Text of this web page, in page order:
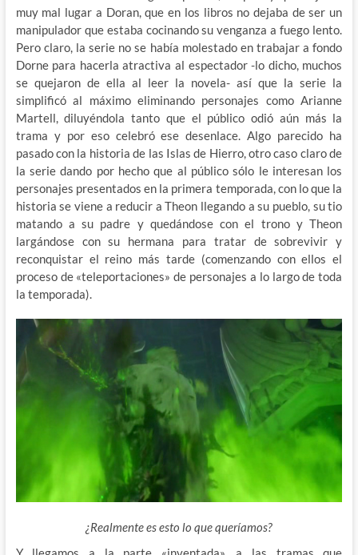
muy mal lugar a Doran, que en los libros no dejaba de ser un
manipulador que estaba cocinando su venganza a fuego lento.
Pero claro, la serie no se había molestado en trabajar a fondo
Dorne para hacerla atractiva al espectador -lo dicho, muchos
se quejaron de ella al leer la novela- así que la serie la
simplificó al máximo eliminando personajes como Arianne
Martell, diluyéndola tanto que el público odió aún más la
trama y por eso celebró ese desenlace. Algo parecido ha
pasado con la historia de las Islas de Hierro, otro caso claro de
la serie dando por hecho que al público sólo le interesan los
personajes presentados en la primera temporada, con lo que la
historia se viene a reducir a Theon llegando a su pueblo, su tio
matando a su padre y quedándose con el trono y Theon
largándose con su hermana para tratar de sobrevivir y
reconquistar el reino más tarde (comenzando con ellos el
proceso de «teleportaciones» de personajes a lo largo de toda
la temporada).
¿Realmente es esto lo que queríamos?